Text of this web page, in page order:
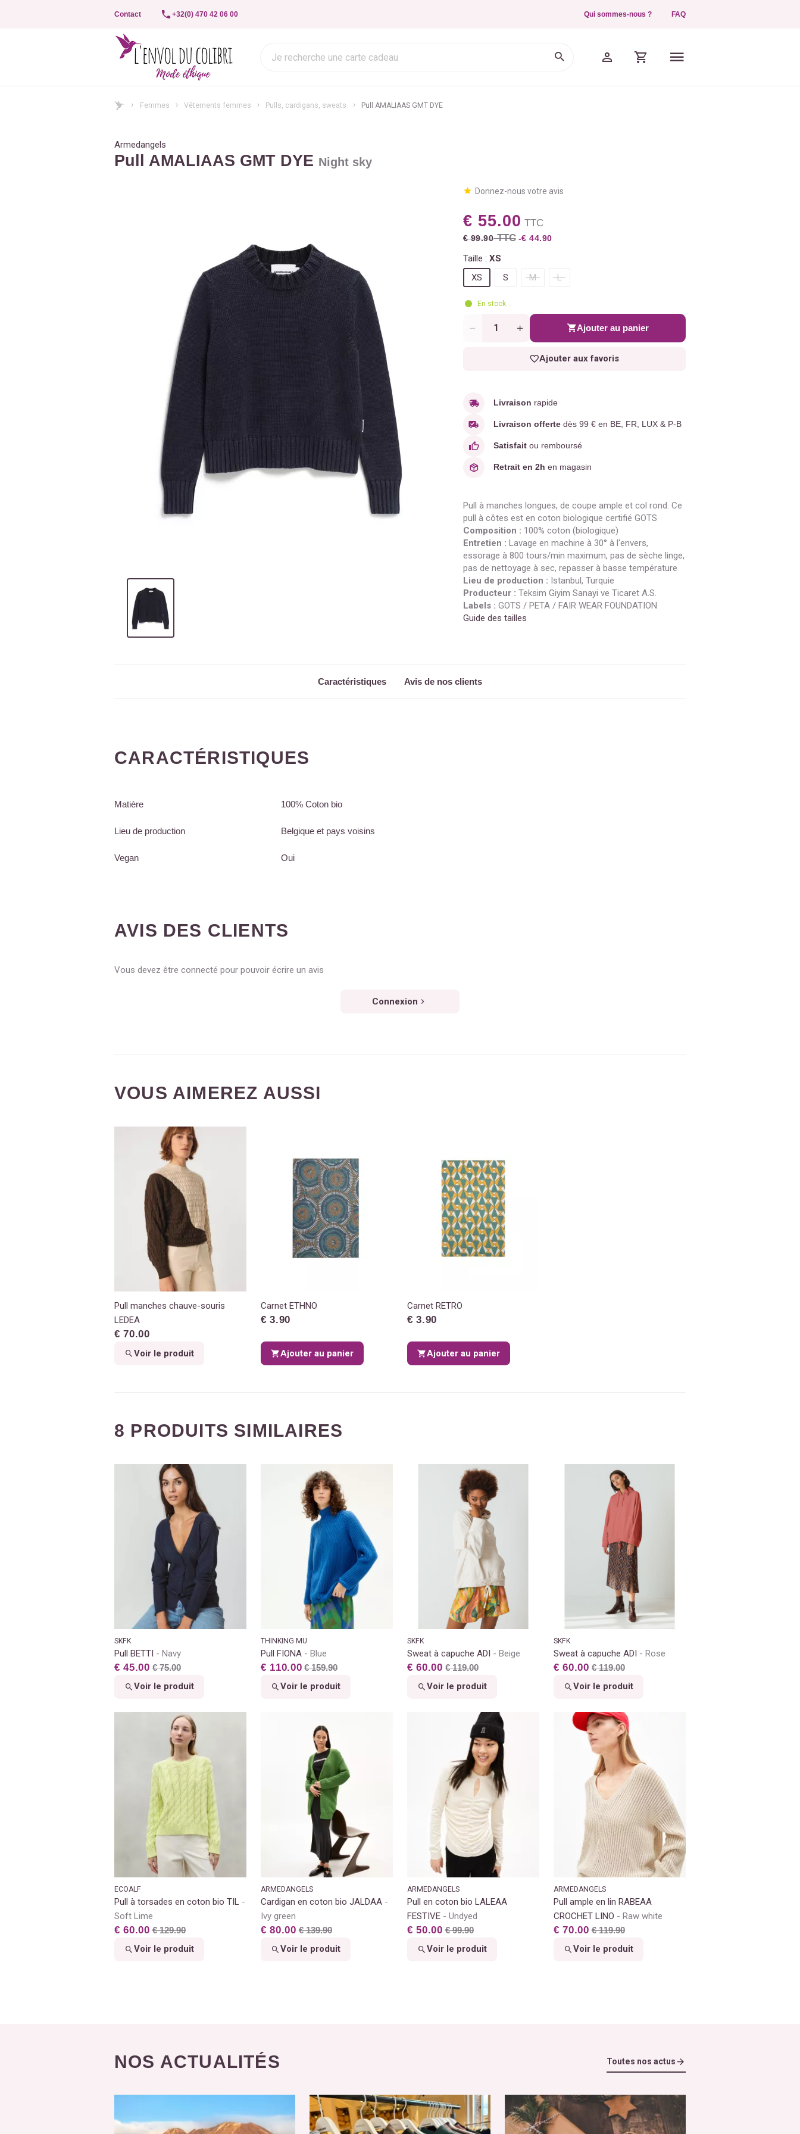
Contact +32(0) 470 42 06 00 Qui sommes-nous ? FAQ
Femmes Vêtements femmes Pulls, cardigans, sweats Pull AMALIAAS GMT DYE
Armedangels
Pull AMALIAAS GMT DYE Night sky
Donnez-nous votre avis
€ 55.00 TTC
€ 99.90TTC -€ 44.90
Taille : XS
XS
S M L
En stock
Quantité Ajouter au panier
Ajouter aux favoris
Livraison rapide
Livraison offertedès 99 € en BE, FR, LUX & P-B
Satisfaitou remboursé
Retrait en 2h en magasin
Pull à manches longues, de coupe ample et col rond. Ce
pull à côtes est en coton biologique certifié GOTS
Composition : 100% coton (biologique)
Entretien : Lavage en machine à 30° à l'envers,
essorage à 800 tours/min maximum, pas de sèche linge,
pas de nettoyage à sec, repasser à basse température
Lieu de production : Istanbul, Turquie
Producteur : Teksim Giyim Sanayi ve Ticaret A.S.
Labels : GOTS / PETA / FAIR WEAR FOUNDATION
Guide des tailles
Caractéristiques Avis de nos clients
CARACTÉRISTIQUES
Matière 100% Coton bio
Lieu de production Belgique et pays voisins
Vegan Oui
AVIS DES CLIENTS
Vous devez être connecté pour pouvoir écrire un avis
Connexion
VOUS AIMEREZ AUSSI
Pull manches chauve-souris
LEDEA
€ 70.00
Voir le produit
Carnet ETHNO
€ 3.90
Ajouter au panier
Carnet RETRO
€ 3.90
Ajouter au panier
8 PRODUITS SIMILAIRES
SKFK
Pull BETTI Navy
€ 45.00 € 75.00
Voir le produit
THINKING MU
Pull FIONA Blue
€ 110.00 € 159.90
Voir le produit
SKFK
Sweat à capuche ADI Beige
€ 60.00 € 119.00
Voir le produit
SKFK
Sweat à capuche ADI Rose
€ 60.00 € 119.00
Voir le produit
ECOALF
Pull à torsades en coton bio TIL
Soft Lime
€ 60.00 € 129.90
Voir le produit
ARMEDANGELS
Cardigan en coton bio JALDAA
Ivy green
€ 80.00 € 139.90
Voir le produit
ARMEDANGELS
Pull en coton bio LALEAA
FESTIVE
Undyed
€ 50.00 € 99.90
Voir le produit
ARMEDANGELS
Pull ample en lin RABEAA
CROCHET LINO
Raw white
€ 70.00 € 119.90
Voir le produit
NOS ACTUALITÉS Toutes nos actus